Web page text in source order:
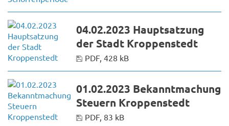
04.02.2023 Hauptsatzung
der Stadt Kroppenstedt
PDF, 428 kB
01.02.2023 Bekanntmachung
Steuern Kroppenstedt
PDF, 83 kB